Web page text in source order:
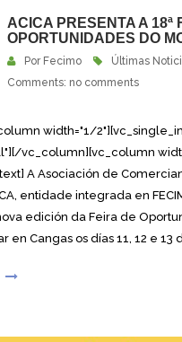
ACICA PRESENTA A 18ª
OPORTUNIDADES DO
Por Fecimo Últimas
Comments: no comments
width="1/
vc_column][vc_column
A Asociación de
entidade integrada en
edición da Feira de
en Cangas os días 11, 12 e 13